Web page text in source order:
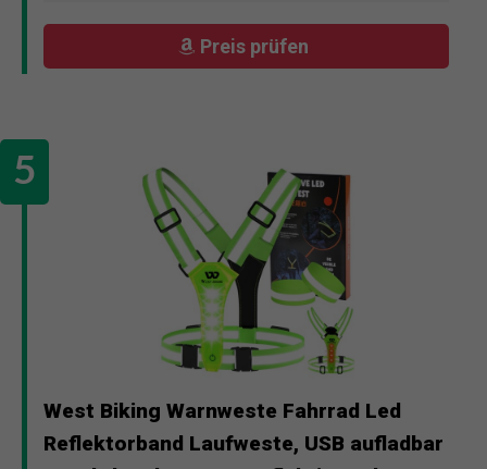
Preis prüfen
West Biking Warnweste Fahrrad Led
Reflektorband Laufweste, USB aufladbar